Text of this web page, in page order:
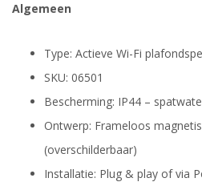
Algemeen
Type: Actieve Wi-Fi
SKU: 06501
Bescherming: IP44 –
Ontwerp: Frameloos
(overschilderbaar)
Installatie: Plug & play of via